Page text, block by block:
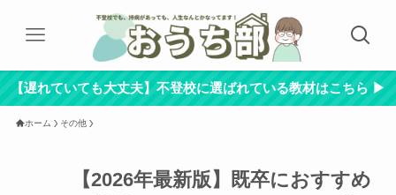
【遅れていても大丈夫】不登校に選ばれている教材はこちら ▶︎
ホーム その他
【2026年最新版】既卒におすすめ